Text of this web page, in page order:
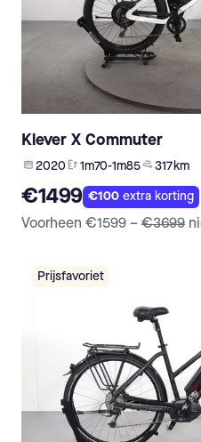
Klever X Commuter
2020 1m70-1m85 317 km
€1499 €100extra korting
Voorheen €1599 – €3699
Prijsfavoriet